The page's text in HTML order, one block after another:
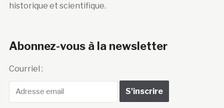
historique et scientifique.
Abonnez-vous à la newsletter
Courriel :